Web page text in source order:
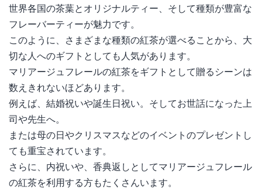
世界各国の茶葉とオリジナルティー、そして種類が豊富な
フレーバーティーが魅力です。
このように、さまざまな種類の紅茶が選べることから、大
切な人へのギフトとしても人気があります。
マリアージュフレールの紅茶をギフトとして贈るシーンは
数えきれないほどあります。
例えば、結婚祝いや誕生日祝い。そしてお世話になった上
司や先生へ。
または母の日やクリスマスなどのイベントのプレゼントし
ても重宝されています。
さらに、内祝いや、香典返しとしてマリアージュフレール
の紅茶を利用する方もたくさんいます。